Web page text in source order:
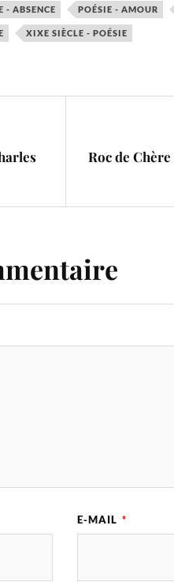
- ABSENCE POÉSIE - AMOUR
XIXE SIÈCLE - POÉSIE
Roc de
E-MAIL *